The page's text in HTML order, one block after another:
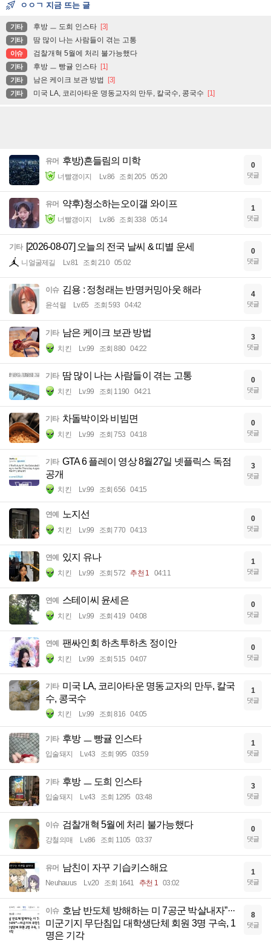
ㅇㅇㄱ 지금 뜨는 글
기타 후방 ㅡ 도희 인스타 [3]
기타 땀 많이 나는 사람들이 겪는 고통
이슈 검찰개혁 5월에 처리 불가능했다
기타 후방 ㅡ 빵귤 인스타 [1]
기타 남은 케이크 보관 방법 [3]
기타 미국 LA, 코리아타운 명동교자의 만두, 칼국수, 콩국수 [1]
유머 후방)흔들림의 미학
너빨갱이지 Lv.86 조회 205 05:20
0
댓글
유머 약후)청소하는오이갤 와이프
너빨갱이지 Lv.86 조회 338 05:14
1
댓글
기타 [2026-08-07] 오늘의 전국 날씨 & 띠별 운세
니얼굴제길 Lv.81 조회 210 05:02
0
댓글
이슈 김용 : 정청래는 반명커밍아웃 해라
윤석렬 Lv.65 조회 593 04:42
4
댓글
기타 남은 케이크 보관 방법
치킨 Lv.99 조회 880 04:22
3
댓글
기타 땀 많이 나는 사람들이 겪는 고통
치킨 Lv.99 조회 1190 04:21
0
댓글
기타 차돌박이와 비빔면
치킨 Lv.99 조회 753 04:18
0
댓글
기타 GTA 6 플레이 영상 8월27일 넷플릭스 독점
공개
치킨 Lv.99 조회 656 04:15
3
댓글
연예 노지선
치킨 Lv.99 조회 770 04:13
0
댓글
연예 있지 유나
치킨 Lv.99 조회 572 추천 1 04:11
1
댓글
연예 스테이씨 윤세은
치킨 Lv.99 조회 419 04:08
0
댓글
연예 팬싸인회 하츠투하츠 정이안
치킨 Lv.99 조회 515 04:07
0
댓글
기타 미국 LA, 코리아타운 명동교자의 만두, 칼국
수, 콩국수
치킨 Lv.99 조회 816 04:05
1
댓글
기타 후방 ㅡ 빵귤 인스타
입술돼지 Lv.43 조회 995 03:59
1
댓글
기타 후방 ㅡ 도희 인스타
입술돼지 Lv.43 조회 1295 03:48
3
댓글
이슈 검찰개혁 5월에 처리 불가능했다
강철의매 Lv.86 조회 1105 03:37
0
댓글
유머 남친이 자꾸 기습키스해요
Neuhauus Lv.20 조회 1641 추천 1 03:02
1
댓글
이슈 호남 반도체 방해하는 미 7공군 박살내자”···
미군기지 무단침입 대학생단체 회원 3명 구속, 1
명은 기각
8
댓글